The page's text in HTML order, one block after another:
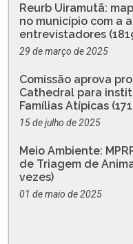
Reurb Uiramutã:
no município com a
entrevistadores
29 de março de 2025
Comissão aprova
Cathedral para
Famílias Atípicas
15 de julho de 2025
Meio Ambiente:
de Triagem de
vezes)
01 de maio de 2025